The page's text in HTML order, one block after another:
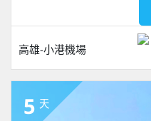
高雄-小港機場
5 天